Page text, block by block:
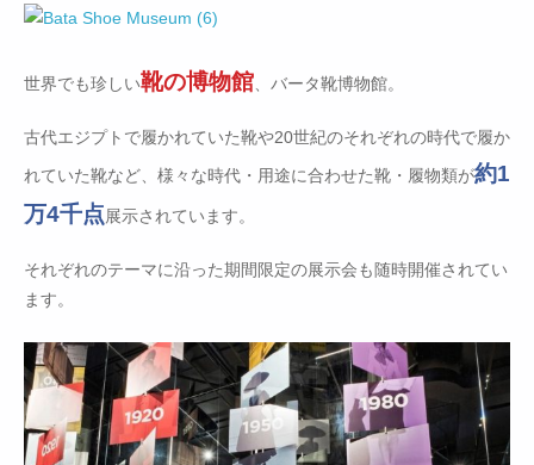
世界でも珍しい靴の博物館 、バータ靴博物館。
古代エジプトで履かれていた靴や20世紀のそれぞれの時代で履か
れていた靴など、様々な時代・用途に合わせた靴・履物類が約1
万4千点展示されています。
それぞれのテーマに沿った期間限定の展示会も随時開催されてい
ます。